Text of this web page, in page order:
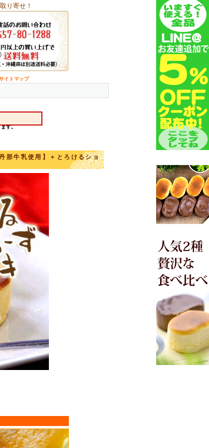
り寄せ！
イトマップ
那牛乳使用】＋とろけるショ